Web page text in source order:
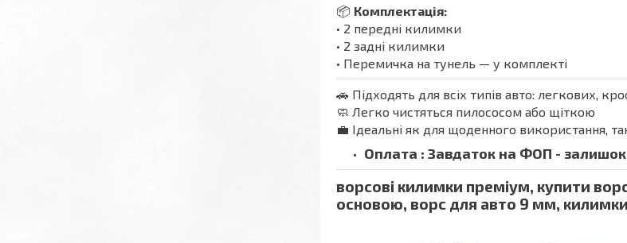
📦 Комплектація:
• 2 передні килимки
• 2 задні килимки
• Перемичка на тунель — у комплекті
🚗 Підходять для всіх типів авто: легкових,
🧼 Легко чистяться пилососом або щіткою
💼 Ідеальні як для щоденного використання,
Оплата : Завдаток на ФОП - залишок
ворсові килимки преміум, купити
основою, ворс для авто 9 мм,